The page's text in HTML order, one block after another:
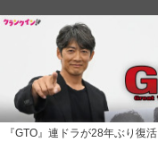
『GTO』連ドラが28年ぶり復活